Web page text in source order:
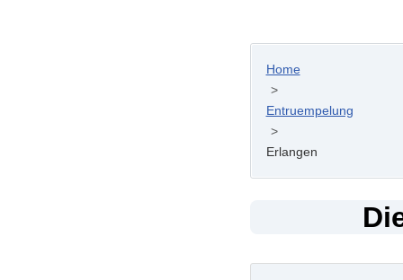
Home
>
Entruempelung
>
Erlangen